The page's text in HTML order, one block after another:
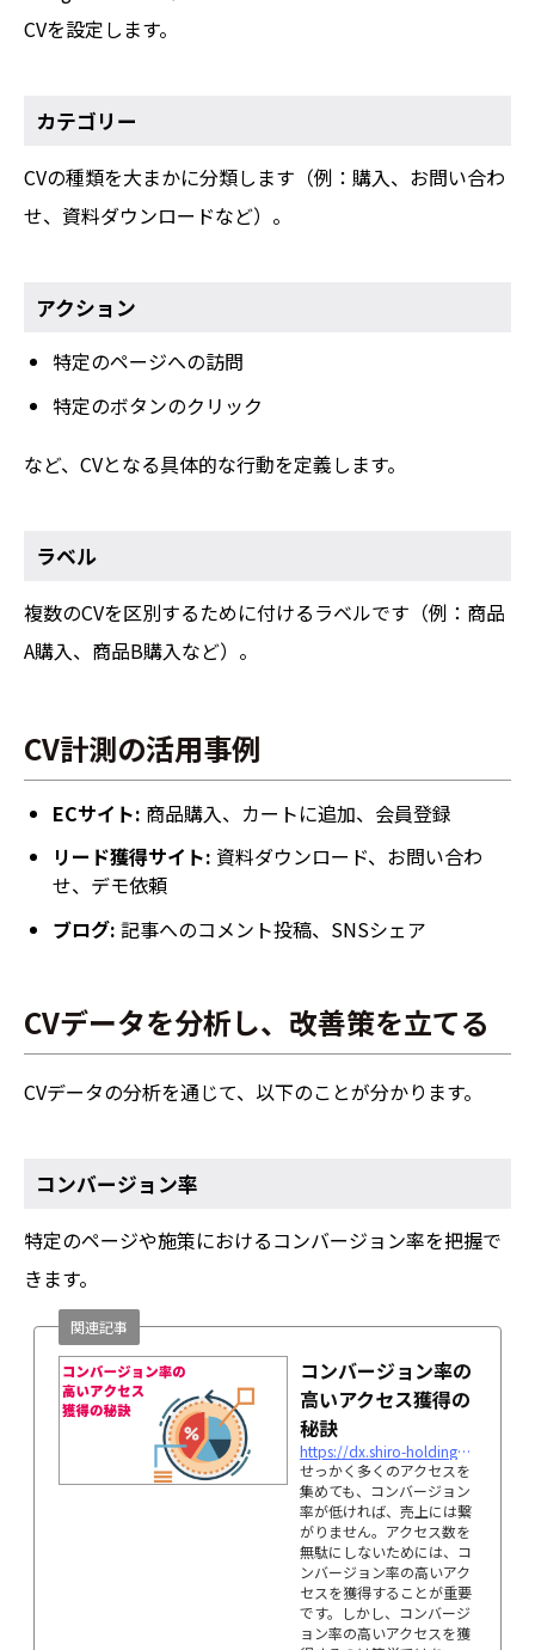
CVを設定します。
カテゴリー
CVの種類を大まかに分類します（例：購入、お問い合わ
せ、資料ダウンロードなど）。
アクション
特定のページへの訪問
特定のボタンのクリック
など、CVとなる具体的な行動を定義します。
ラベル
複数のCVを区別するために付けるラベルです（例：商品
A購入、商品B購入など）。
CV計測の活用事例
ECサイト: 商品購入、カートに追加、会員登録
リード獲得サイト: 資料ダウンロード、お問い合わ
せ、デモ依頼
ブログ: 記事へのコメント投稿、SNSシェア
CVデータを分析し、改善策を立てる
CVデータの分析を通じて、以下のことが分かります。
コンバージョン率
特定のページや施策におけるコンバージョン率を把握で
きます。
コンバージョン率の
高いアクセス獲得の
秘訣
https://dx.shiro-holdings.co.jp/p3379
せっかく多くのアクセスを
集めても、コンバージョン
率が低ければ、売上には繋
がりません。アクセス数を
無駄にしないためには、コ
ンバージョン率の高いアク
セスを獲得することが重要
です。しかし、コンバージ
ョン率の高いアクセスを獲
関連記事